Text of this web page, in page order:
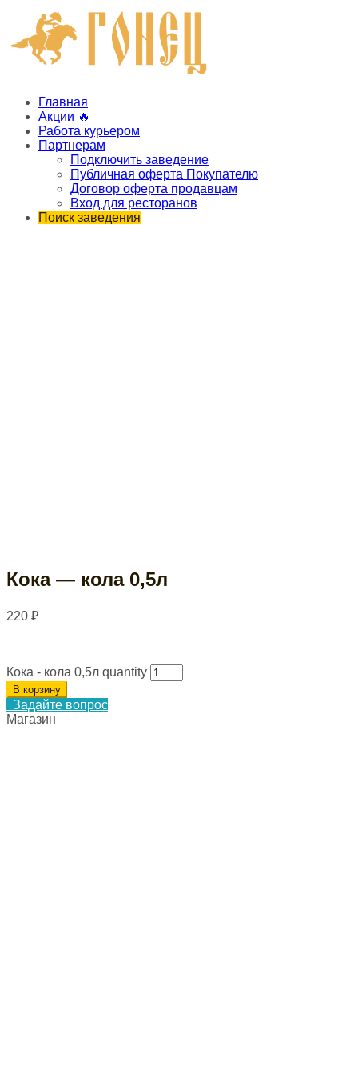
Главная
Акции 🔥
Работа курьером
Партнерам
Подключить заведение
Публичная оферта Покупателю
Договор оферта продавцам
Вход для ресторанов
Поиск заведения
Кока — кола 0,5л
220 ₽
Кока - кола 0,5л quantity
В корзину
Задайте вопрос
Магазин